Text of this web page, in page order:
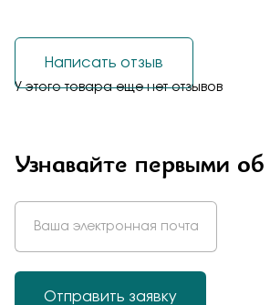
У этого товара еще нет отзывов
Написать отзыв
Узнавайте первыми
Отправить заявку